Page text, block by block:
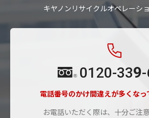
キヤノンリサイクルオペレーシ
0120-339
電話番号のかけ間違えが多くなっ
お電話いただく際は、十分ご注